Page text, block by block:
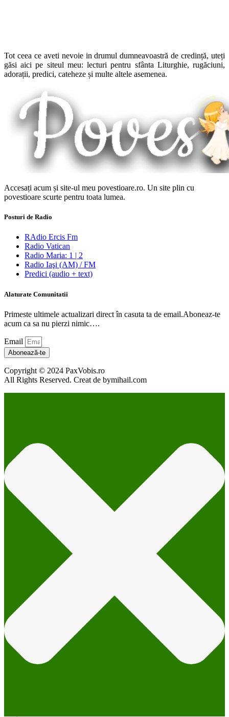
Tot ceea ce aveti nevoie in drumul dumneavoastră de credință, uteți
găsi aici pe siteul meu: lecturi pentru sfânta Liturghie, rugăciuni,
adorații, predici, cateheze și multe altele asemenea.
Accesați acum și site-ul meu povestioare.ro. Un site plin cu
povestioare scurte pentru toata lumea.
Posturi de Radio
RAdio Ercis Fm
Radio Vatican
Radio Maria: 1 | 2
Radio Iaşi (AM) / FM
Predici (audio + text)
Alaturate Comunitatii
Primeste ultimele actualizari direct în casuta ta de email.Aboneaz-te
acum ca sa nu pierzi nimic….
Email
Abonează-te
Copyright © 2024 PaxVobis.ro
All Rights Reserved. Creat de bymihail.com